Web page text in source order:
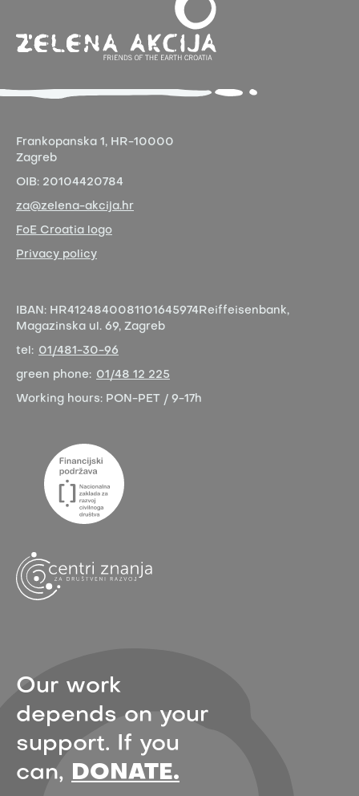
Frankopanska 1, HR-10000
Zagreb
OIB: 20104420784
za@zelena-akcija.hr
FoE Croatia logo
Privacy policy
IBAN: HR4124840081101645974 Reiffeisenbank,
Magazinska ul. 69, Zagreb
tel: 01/481-30-96
green phone: 01/48 12 225
Working hours: PON-PET / 9-17h
Our work
depends on your
support. If you
can,
DONATE.